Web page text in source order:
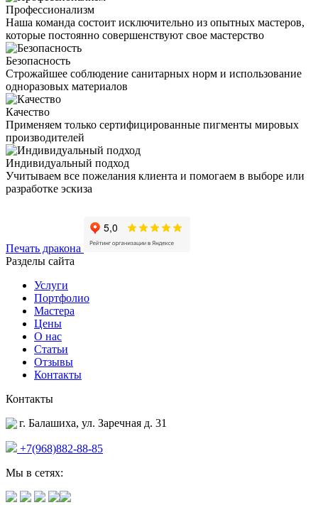
Профессионализм
Наша команда состоит исключительно из опытных мастеров,
которые постоянно совершенствуют свое мастерство
Безопасность
Строжайшее соблюдение санитарных норм и использование
одноразовых материалов
Качество
Применяем только сертифицированные пигменты мировых
производителей
Индивидуальный подход
Учитываем все пожелания клиента и помогаем в выборе или
разработке эскиза
Печать дракона
Разделы сайта
Услуги
Портфолио
Мастера
Цены
О нас
Статьи
Отзывы
Контакты
Контакты
г. Балашиха, ул. Заречная д. 31
+7(968)882-88-85
Мы в сетях: